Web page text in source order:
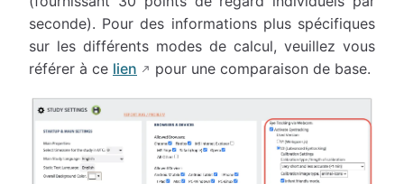
seconde). Pour des informations plus spécifiques
sur les différents modes de calcul, veuillez vous
référer à ce lien pour une comparaison de base.